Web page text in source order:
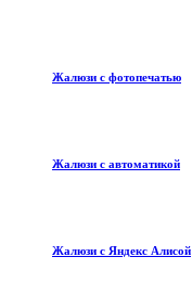
Жалюзи с фотопечатью
Жалюзи с автоматикой
Жалюзи с Яндекс Алисой